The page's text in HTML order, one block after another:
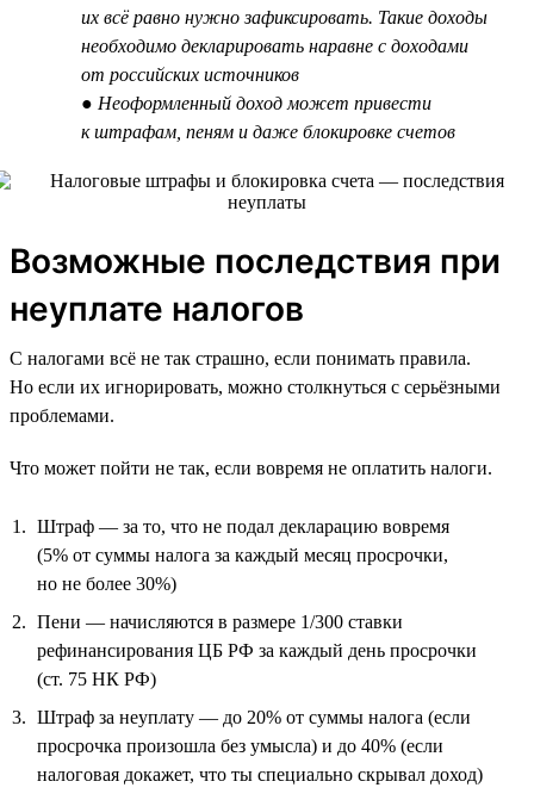
их всё равно нужно зафиксировать. Такие доходы
необходимо декларировать наравне с доходами
от российских источников
● Неоформленный доход может привести
к штрафам, пеням и даже блокировке счетов
Возможные последствия при
неуплате налогов
С налогами всё не так страшно, если понимать правила.
Но если их игнорировать, можно столкнуться с серьёзными
проблемами.
Что может пойти не так, если вовремя не оплатить налоги.
Штраф — за то, что не подал декларацию вовремя
(5% от суммы налога за каждый месяц просрочки,
но не более 30%)
Пени — начисляются в размере 1/300 ставки
рефинансирования ЦБ РФ за каждый день просрочки
(ст. 75 НК РФ)
Штраф за неуплату — до 20% от суммы налога (если
просрочка произошла без умысла) и до 40% (если
налоговая докажет, что ты специально скрывал доход)